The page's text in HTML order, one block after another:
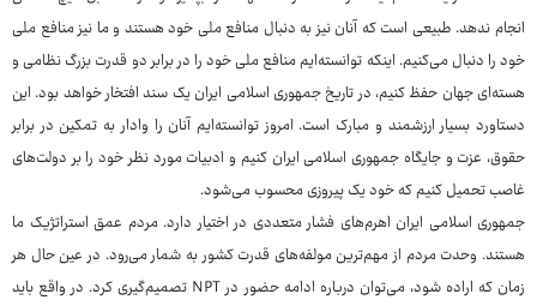
انجام ندهد. طبیعی است که آنان نیز به دنبال منافع ملی خود هستند و ما نیز منافع ملی
خود را دنبال می‌کنیم. اینکه توانسته‌ایم منافع ملی خود را در برابر دو قدرت بزرگ نظامی و
هسته‌ای جهان حفظ کنیم، در تاریخ جمهوری اسلامی ایران یک سند افتخار خواهد بود. این
دستاورد بسیار ارزشمند و مبارک است. امروز توانسته‌ایم آنان را وادار به تمکین در برابر
حقوق، عزت و جایگاه جمهوری اسلامی ایران کنیم و ادبیات مورد نظر خود را بر دولت‌های
غاصب تحمیل کنیم که خود یک پیروزی محسوب می‌شود.
جمهوری اسلامی ایران اهرم‌های فشار متعددی در اختیار دارد. مردم عمق استراتژیک ما
هستند. وحدت مردم از مهم‌ترین مولفه‌های قدرت کشور به شمار می‌رود. در عین حال هر
زمان که اراده شود، می‌توان درباره ادامه حضور در NPT تصمیم‌گیری کرد. در واقع باید